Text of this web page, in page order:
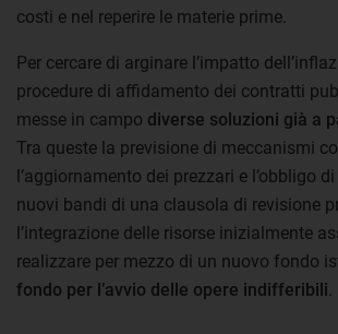
costi e nel reperire le materie prime.
Per cercare di arginare l’impatto
procedure di affidamento dei contratti
messe in campo diverse soluzioni già a
Tra queste la previsione di meccanismi
l’aggiornamento dei prezzari e l’obbligo
nuovi bandi di una clausola di revisione
l’integrazione delle risorse inizialmente
realizzare per mezzo di un nuovo fondo
fondo per l’avvio delle opere indifferibili